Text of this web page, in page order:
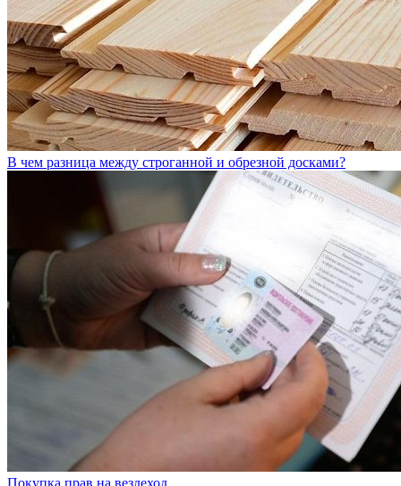
В чем разница между строганной и обрезной досками?